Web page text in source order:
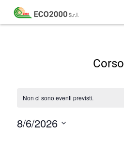
Eco
2000
Formazione
sul
–
Corso
Non ci sono eventi previsti.
8/6/2026